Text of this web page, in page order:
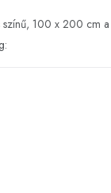
100 x 200 cm